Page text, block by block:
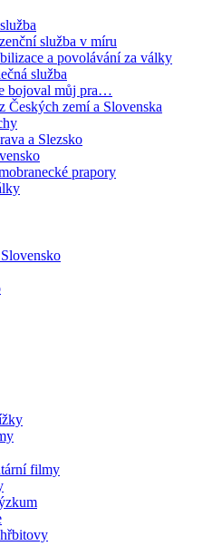
služba v míru
a povolávání za války
služba
bojoval můj pra…
Českých zemí a Slovenska
a Slezsko
prapory
filmy